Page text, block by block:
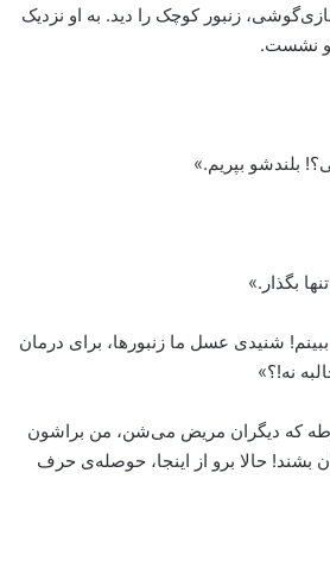
زنبور کوچک را دید. به او نزدیک
و نشست.
بلندشو بپریم.»
بگذار.»
شنیدی عسل ما زنبورها، برای درمان
نه!؟»
که دیگران مریض می‌شن، من براشون
حالا برو از اینجا، حوصله‌ی حرف